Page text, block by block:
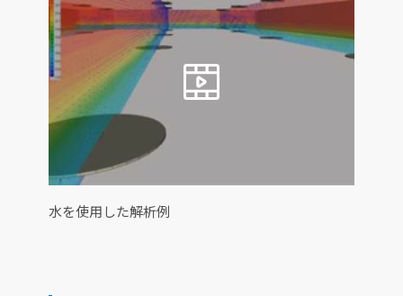
水を使用した解析例